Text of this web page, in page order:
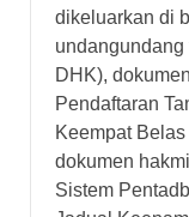
dikeluarkan di
DHK),
Pendaftaran
Keempat
dokumen
Sistem